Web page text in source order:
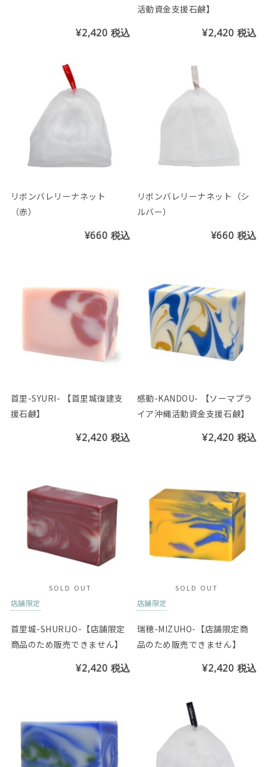
¥2,420 税込
活動資金支援石鹸】
¥2,420 税込
リボンバレリーナネット
（赤）
¥660 税込
リボンバレリーナネット（シ
ルバー）
¥660 税込
首里-SYURI- 【首里城復建支
援石鹸】
¥2,420 税込
感動-KANDOU- 【ソーマプラ
イア沖縄活動資金支援石鹸】
¥2,420 税込
SOLD OUT
店舗限定
首里城-SHURIJO-【店舗限定
商品のため販売できません】
¥2,420 税込
SOLD OUT
店舗限定
瑞穂-MIZUHO-【店舗限定商
品のため販売できません】
¥2,420 税込